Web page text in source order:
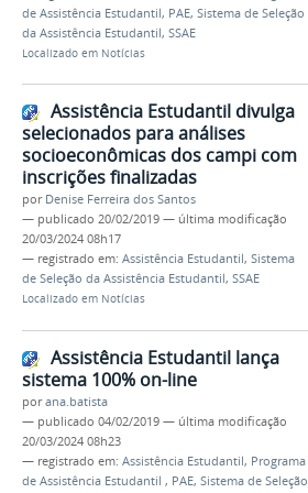
de Assistência Estudantil, PAE, Sistema de Seleção
da Assistência Estudantil, SSAE
Localizado em Notícias
Assistência Estudantil divulga
selecionados para análises
socioeconômicas dos campi com
inscrições finalizadas
por Denise Ferreira dos Santos
— publicado 20/02/2019 — última modificação
20/03/2024 08h17
— registrado em: Assistência Estudantil, Sistema
de Seleção da Assistência Estudantil, SSAE
Localizado em Notícias
Assistência Estudantil lança
sistema 100% on-line
porana.batista
— publicado 04/02/2019 — última modificação
20/03/2024 08h23
— registrado em: Assistência Estudantil, Programa
de Assistência Estudantil , PAE, Sistema de Seleção